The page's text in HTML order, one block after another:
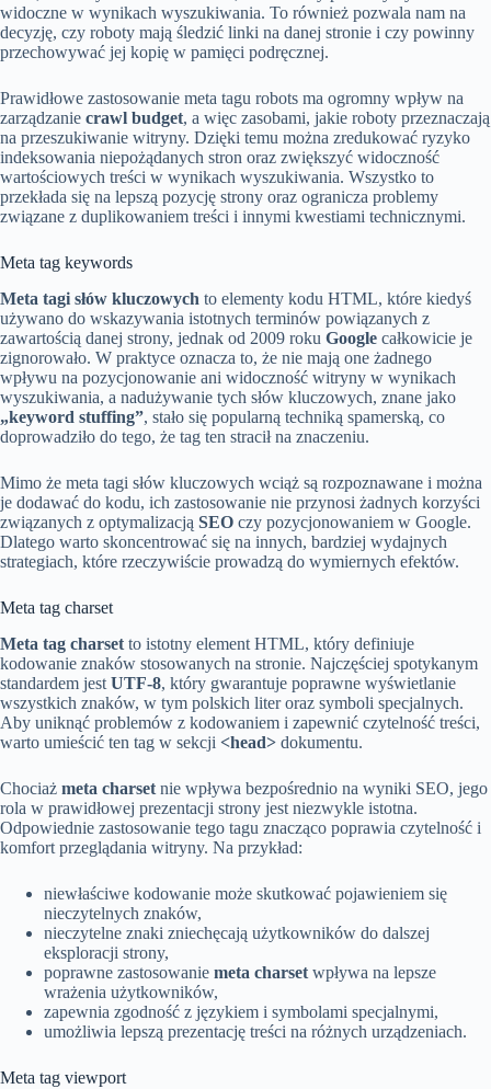
widoczne w wynikach wyszukiwania. To również pozwala nam na
decyzję, czy roboty mają śledzić linki na danej stronie i czy powinny
przechowywać jej kopię w pamięci podręcznej.
Prawidłowe zastosowanie meta tagu robots ma ogromny wpływ na
zarządzanie crawl budget, a więc zasobami, jakie roboty przeznaczają
na przeszukiwanie witryny. Dzięki temu można zredukować ryzyko
indeksowania niepożądanych stron oraz zwiększyć widoczność
wartościowych treści w wynikach wyszukiwania. Wszystko to
przekłada się na lepszą pozycję strony oraz ogranicza problemy
związane z duplikowaniem treści i innymi kwestiami technicznymi.
Meta tag keywords
Meta tagi słów kluczowych to elementy kodu HTML, które kiedyś
używano do wskazywania istotnych terminów powiązanych z
zawartością danej strony, jednak od 2009 roku Google całkowicie je
zignorowało. W praktyce oznacza to, że nie mają one żadnego
wpływu na pozycjonowanie ani widoczność witryny w wynikach
wyszukiwania, a nadużywanie tych słów kluczowych, znane jako
„keyword stuffing”, stało się popularną techniką spamerską, co
doprowadziło do tego, że tag ten stracił na znaczeniu.
Mimo że meta tagi słów kluczowych wciąż są rozpoznawane i można
je dodawać do kodu, ich zastosowanie nie przynosi żadnych korzyści
związanych z optymalizacją SEO czy pozycjonowaniem w Google.
Dlatego warto skoncentrować się na innych, bardziej wydajnych
strategiach, które rzeczywiście prowadzą do wymiernych efektów.
Meta tag charset
Meta tag charset to istotny element HTML, który definiuje
kodowanie znaków stosowanych na stronie. Najczęściej spotykanym
standardem jest UTF-8, który gwarantuje poprawne wyświetlanie
wszystkich znaków, w tym polskich liter oraz symboli specjalnych.
Aby uniknąć problemów z kodowaniem i zapewnić czytelność treści,
warto umieścić ten tag w sekcji <head> dokumentu.
Chociaż meta charset nie wpływa bezpośrednio na wyniki SEO, jego
rola w prawidłowej prezentacji strony jest niezwykle istotna.
Odpowiednie zastosowanie tego tagu znacząco poprawia czytelność i
komfort przeglądania witryny. Na przykład:
niewłaściwe kodowanie może skutkować pojawieniem się
nieczytelnych znaków,
nieczytelne znaki zniechęcają użytkowników do dalszej
eksploracji strony,
poprawne zastosowanie meta charset wpływa na lepsze
wrażenia użytkowników,
zapewnia zgodność z językiem i symbolami specjalnymi,
umożliwia lepszą prezentację treści na różnych urządzeniach.
Meta tag viewport